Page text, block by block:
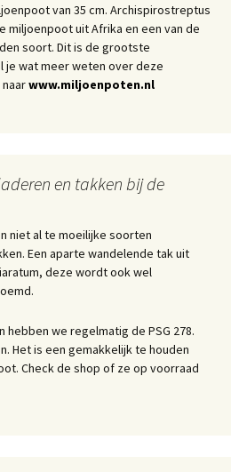
van 35 cm. Archispirostreptus
miljoenpoot uit Afrika en een van de
soort. Dit is de grootste
je wat meer weten over deze
www.miljoenpoten.nl
en takken bij de
niet al te moeilijke soorten
Een aparte wandelende tak uit
deze wordt ook wel
hebben we regelmatig de PSG 278.
Het is een gemakkelijk te houden
Check de shop of ze op voorraad